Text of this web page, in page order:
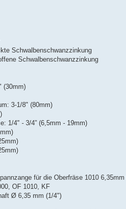
Schwalbenschwanzzinkung
Schwalbenschwanzzinkung
(30mm)
3-1/8" (80mm)
1/4" - 3/4” (6,5mm - 19mm)
für die Oberfräse 1010 6,35mm
OF 1010, KF
Ø 6,35 mm (1/4")